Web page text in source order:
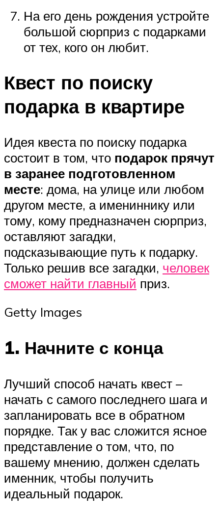
На его день рождения устройте
большой сюрприз с подарками
от тех, кого он любит.
Квест по поиску
подарка в квартире
Идея квеста по поиску подарка
состоит в том, что подарок прячут
в заранее подготовленном
месте: дома, на улице или любом
другом месте, а имениннику или
тому, кому предназначен сюрприз,
оставляют загадки,
подсказывающие путь к подарку.
Только решив все загадки, человек
сможет найти главный приз.
Getty Images
1. Начните с конца
Лучший способ начать квест –
начать с самого последнего шага и
запланировать все в обратном
порядке. Так у вас сложится ясное
представление о том, что, по
вашему мнению, должен сделать
именник, чтобы получить
идеальный подарок.